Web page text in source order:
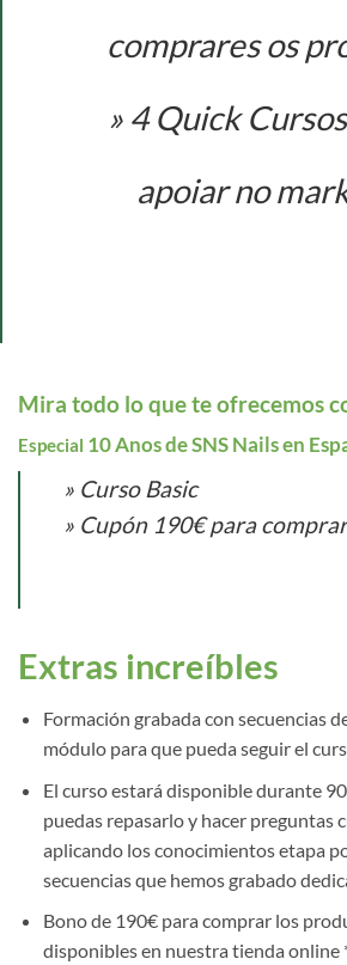
comprares os
» 4 Quick
apoiar no
Mira todo lo que te ofrecemos
Especial 10 Anos de SNS Nails en
» Curso Basic
» Cupón 190€ para
Extras increíbles
Formación grabada con secuencias
módulo para que pueda seguir el
El curso estará disponible durante
puedas repasarlo y hacer preguntas
aplicando los conocimientos etapa
secuencias que hemos grabado
Bono de 190€ para comprar los
disponibles en nuestra tienda online